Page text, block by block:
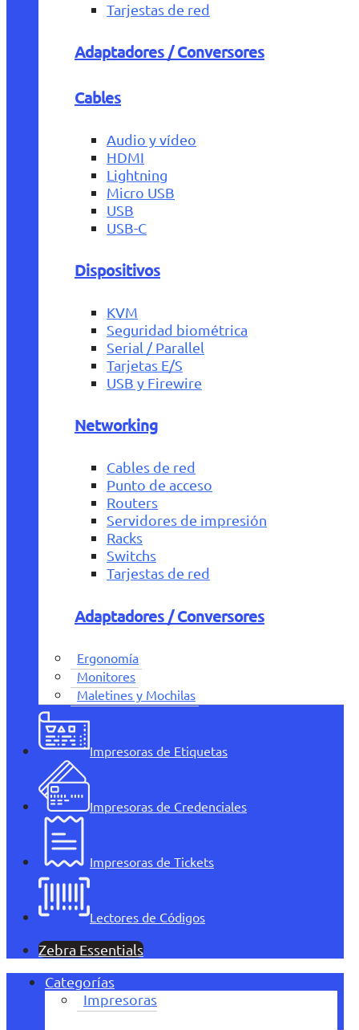
Tarjestas de red
Adaptadores / Conversores
Cables
Audio y vídeo
HDMI
Lightning
Micro USB
USB
USB-C
Dispositivos
KVM
Seguridad biométrica
Serial / Parallel
Tarjetas E/S
USB y Firewire
Networking
Cables de red
Punto de acceso
Routers
Servidores de impresión
Racks
Switchs
Tarjestas de red
Adaptadores / Conversores
Ergonomía
Monitores
Maletines y Mochilas
Impresoras de Etiquetas
Impresoras de Credenciales
Impresoras de Tickets
Lectores de Códigos
Zebra Essentials
Categorías
Impresoras